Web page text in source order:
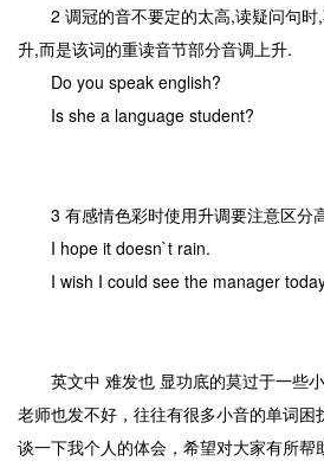
2 调冠的音不要定的太高,读疑问句时,
升,而是该词的重读音节部分音调上升.
Do you speak english?
Is she a language student?
3 有感情色彩时使用升调要注意区分
I hope it doesn`t rain.
I wish I could see the manager
英文中 难发也 显功底的莫过于一些
老师也发不好，往往有很多小音的单词困
谈一下我个人的体会，希望对大家有所帮